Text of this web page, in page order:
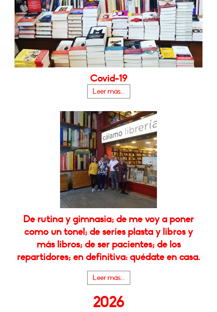
Covid-19
Leer más...
De rutina y gimnasia; de me voy a poner
como un tonel; de series plasta y libros y
más libros; de ser pacientes; de los
repartidores; en definitiva: quédate en casa.
Leer más...
2026